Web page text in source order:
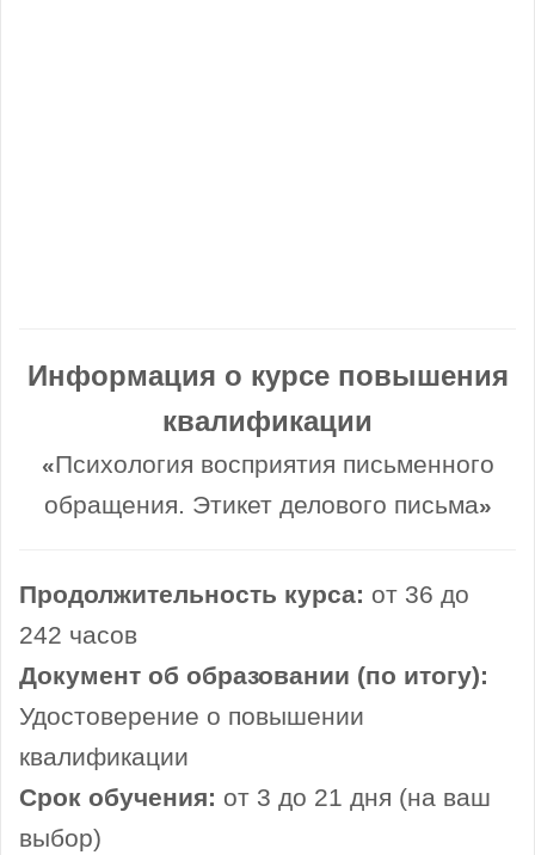
Информация о курсе повышения
квалификации
«Психология восприятия письменного
обращения. Этикет делового письма»
Продолжительность курса: от 36 до
242 часов
Документ об образовании (по итогу):
Удостоверение о повышении
квалификации
Срок обучения: от 3 до 21 дня (на ваш
выбор)